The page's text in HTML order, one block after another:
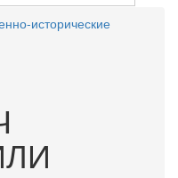
исторические